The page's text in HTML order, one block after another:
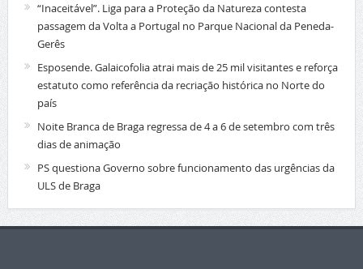
“Inaceitável”. Liga para a Proteção da Natureza contesta
passagem da Volta a Portugal no Parque Nacional da Peneda-
Gerês
Esposende. Galaicofolia atrai mais de 25 mil visitantes e reforça
estatuto como referência da recriação histórica no Norte do
país
Noite Branca de Braga regressa de 4 a 6 de setembro com três
dias de animação
PS questiona Governo sobre funcionamento das urgências da
ULS de Braga